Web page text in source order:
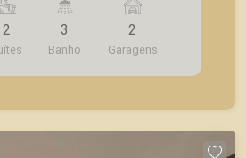
A Piramid tem
seus clientes com
em locação, vendas de
ou mesmo nos
2 3
Banho
2
Garagens